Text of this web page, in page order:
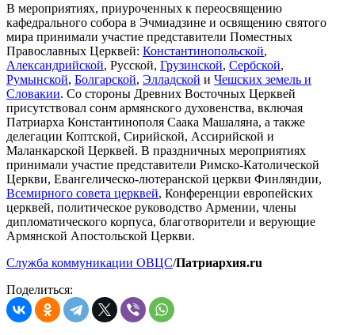
В мероприятиях, приуроченных к переосвящению
кафедрального собора в Эчмиадзине и освящению святого
мира принимали участие представители Поместных
Православных Церквей: Константинопольской,
Александрийской, Русской, Грузинской, Сербской,
Румынской, Болгарской, Элладской и Чешских земель и
Словакии. Со стороны Древних Восточных Церквей
присутствовал сонм армянского духовенства, включая
Патриарха Константинополя Саака Машаляна, а также
делегации Коптской, Сирийской, Ассирийской и
Маланкарской Церквей. В праздничных мероприятиях
принимали участие представители Римско-Католической
Церкви, Евангелическо-лютеранской церкви Финляндии,
Всемирного совета церквей, Конференции европейских
церквей, политическое руководство Армении, члены
дипломатического корпуса, благотворители и верующие
Армянской Апостольской Церкви.
Служба коммуникации ОВЦС/Патриархия.ru
Поделиться: